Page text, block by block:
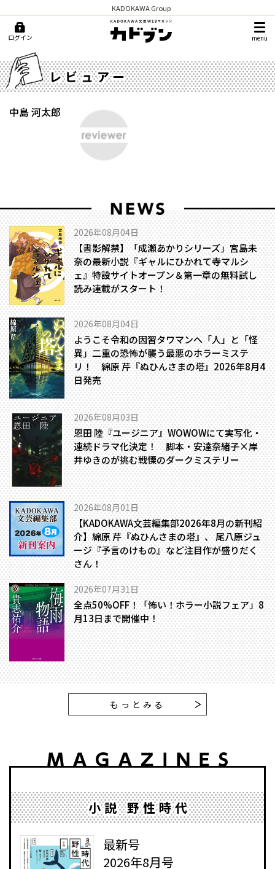
KADOKAWA Group
ログイン menu
レビュアー
中島 河太郎
2026年08月04日
【書影解禁】「成瀬あかりシリーズ」宮島未
奈の最新小説『ギャルにひかれて寺マルシ
ェ』特設サイトオープン＆第一章の無料試し
読み連載がスタート！
2026年08月04日
ようこそ令和の因習タワマンへ――「人」と「怪
異」二重の恐怖が襲う最悪のホラーミステ
リ！ 綿原 芹『ぬひんさまの塔』2026年8月4
日発売
2026年08月03日
恩田 陸『ユージニア』WOWOWにて実写化・
連続ドラマ化決定！ 脚本・安達奈緒子×岸
井ゆきのが挑む戦慄のダークミステリー
2026年08月01日
【KADOKAWA文芸編集部2026年8月の新刊紹
介】綿原 芹『ぬひんさまの塔』、 尾八原ジュ
ージ『予言のけもの』など注目作が盛りだく
さん！
2026年07月31日
全点50%OFF！「怖い！ホラー小説フェア」8
月13日まで開催中！
もっとみる
小説 野性時代
最新号
2026年8月号